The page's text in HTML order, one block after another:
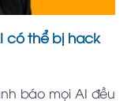
có thể bị hack
báo mọi AI đều